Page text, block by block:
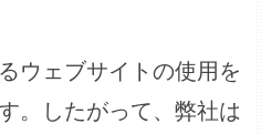
ウェブサイトの使用を
。したがって、弊社は